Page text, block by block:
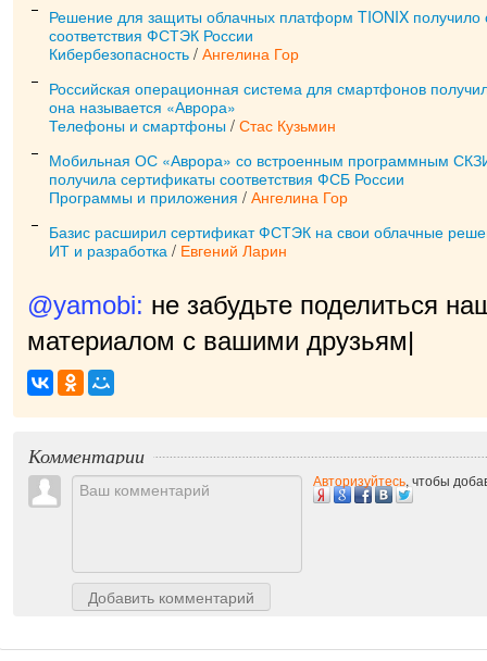
Решение для защиты облачных платформ TIONIX получило
соответствия ФСТЭК России
Кибербезопасность / Ангелина Гор
Российская операционная система для смартфонов
она называется «Аврора»
Телефоны и смартфоны / Стас Кузьмин
Мобильная ОС «Аврора» со встроенным программным
получила сертификаты соответствия ФСБ России
Программы и приложения / Ангелина Гор
Базис расширил сертификат ФСТЭК на свои облачные
ИТ и разработка / Евгений Ларин
@yamobi: не забудьте поделиться
материалом с вашими друзьями, нам
Комментарии
Добавить комментарий
Авторизуйтесь, чтобы